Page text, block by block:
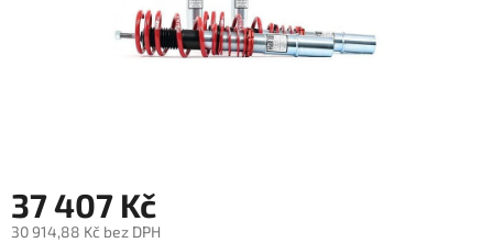
37 407 Kč
30 914,88 Kč bez DPH